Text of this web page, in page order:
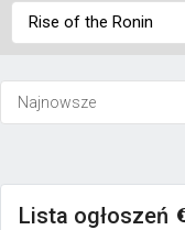
Lista ogłoszeń